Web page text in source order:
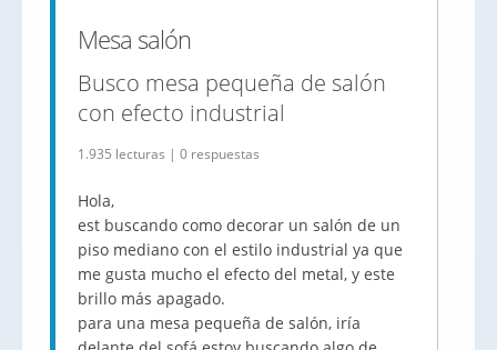
Mesa salón
Busco mesa pequeña de salón
con efecto industrial
1.935 lecturas | 0 respuestas
Hola,
est buscando como decorar un salón de un
piso mediano con el estilo industrial ya que
me gusta mucho el efecto del metal, y este
brillo más apagado.
para una mesa pequeña de salón, iría